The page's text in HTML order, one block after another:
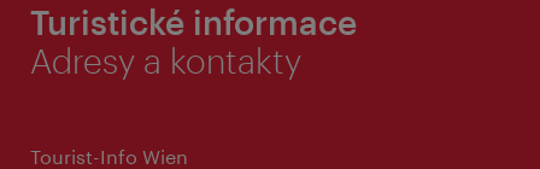
Turistické informace
Adresy a kontakty
Tourist-Info Wien